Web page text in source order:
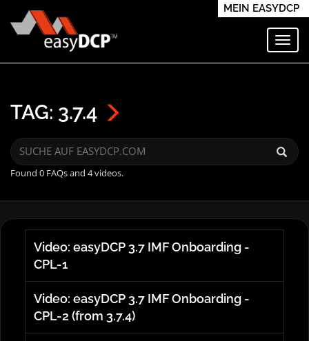
MEIN EASYDCP
TAG: 3.7.4
Found 0 FAQs and 4 videos.
Video: easyDCP 3.7 IMF Onboarding -
CPL-1
Video: easyDCP 3.7 IMF Onboarding -
CPL-2 (from 3.7.4)